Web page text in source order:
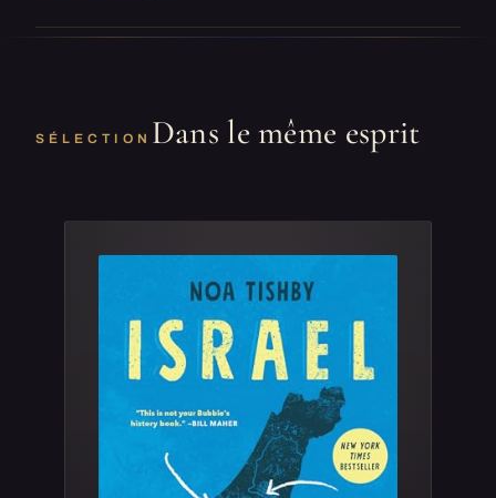
SÉLECTION Dans le même esprit